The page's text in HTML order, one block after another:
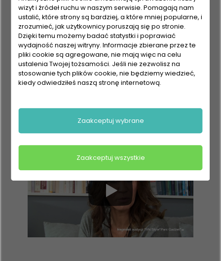
Pani Gadżet testuje
odkurzacz THOMAS
FAMILY
wizyt i źródeł ruchu w naszym serwisie. Pomagają nam
ustalić, które strony są bardziej, a które mniej popularne, i
zrozumieć, jak użytkownicy poruszają się po stronie.
Dzięki temu możemy badać statystki i poprawiać
wydajność naszej witryny. Informacje zbierane przez te
pliki cookie są agregowane, nie mają więc na celu
ustalenia Twojej tożsamości. Jeśli nie zezwolisz na
stosowanie tych plików cookie, nie będziemy wiedzieć,
kiedy odwiedziłeś naszą stronę internetową.
Zaakceptuj wybrane
Zaakceptuj wszystkie